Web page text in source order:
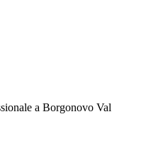
a Borgonovo Val